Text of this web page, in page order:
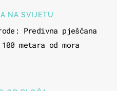
NA SVIJETU
Predivna pješčana
metara od mora